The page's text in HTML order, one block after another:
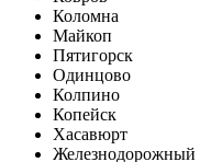
Коломна
Майкоп
Пятигорск
Одинцово
Колпино
Копейск
Хасавюрт
Железнодорожный